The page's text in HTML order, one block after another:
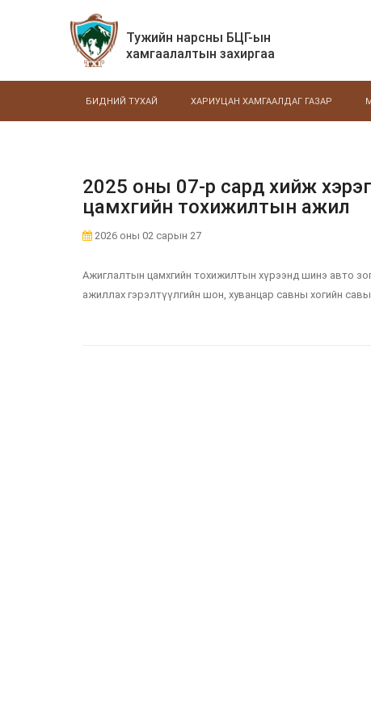
Тужийн нарсны БЦГ-ын
хамгаалалтын захиргаа
БИДНИЙ ТУХАЙ ХАРИУЦАН ХАМГААЛДАГ ГАЗАР
2025 оны 07-р сард хийж
цамхгийн тохижилтын ажил
2026 оны 02 сарын 27
Ажиглалтын цамхгийн тохижилтын хүрээнд шинэ авто
ажиллах гэрэлтүүлгийн шон, хуванцар савны хогийн